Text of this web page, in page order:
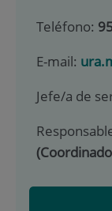
Teléfono:
E-mail:
Jefe/a de